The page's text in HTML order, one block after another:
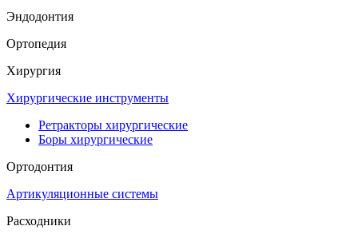
Эндодонтия
Ортопедия
Хирургия
Хирургические инструменты
Ретракторы хирургические
Боры хирургические
Ортодонтия
Артикуляционные системы
Расходники